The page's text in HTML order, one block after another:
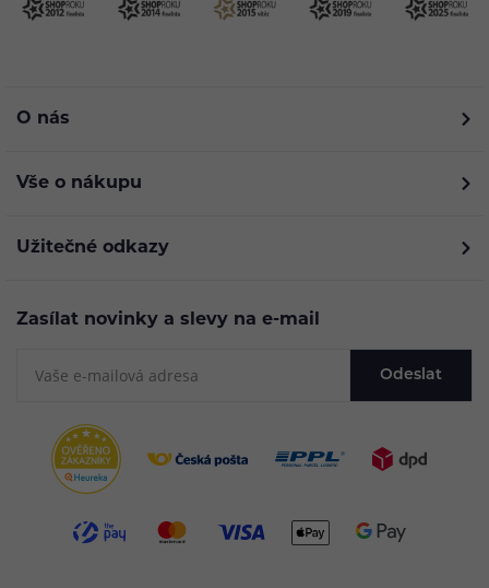
O nás
Vše o nákupu
Užitečné odkazy
Zasílat novinky a slevy na e-mail
Odeslat